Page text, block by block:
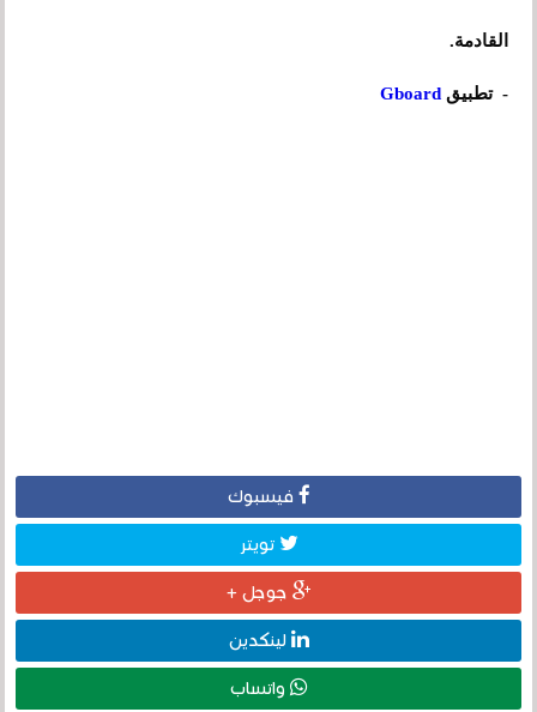
القادمة.
- تطبيقGboard
فيسبوك
تويتر
جوجل +
لينكدين
واتساب